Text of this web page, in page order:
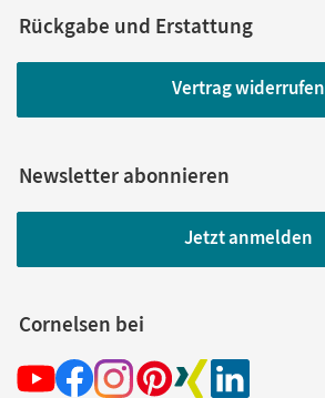
Rückgabe und Erstattung
Vertrag widerrufen
Newsletter abonnieren
Jetzt anmelden
Cornelsen bei